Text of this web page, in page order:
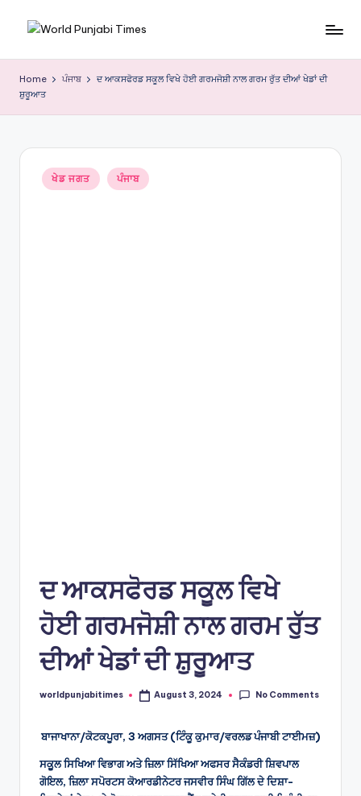
o
rl
Home ਪੰਜਾਬ
ਦ ਆਕਸਫੋਰਡ ਸਕੂਲ ਵਿਖੇ ਹੋਈ ਗਰਮਜੋਸ਼ੀ ਨਾਲ ਗਰਮ ਰੁੱਤ ਦੀਆਂ ਖੇਡਾਂ ਦੀ
ਸ਼ੁਰੂਆਤ
Posted
in
ਖੇਡ ਜਗਤ ਪੰਜਾਬ
ਦ ਆਕਸਫੋਰਡ ਸਕੂਲ ਵਿਖੇ
ਹੋਈ ਗਰਮਜੋਸ਼ੀ ਨਾਲ ਗਰਮ ਰੁੱਤ
ਦੀਆਂ ਖੇਡਾਂ ਦੀ ਸ਼ੁਰੂਆਤ
Posted
worldpunjabitimes August 3, 2024 No Comments
ਬਾਜਾਖਾਨਾ/ਕੋਟਕਪੂਰਾ, 3 ਅਗਸਤ (ਟਿੰਕੂ ਕੁਮਾਰ/ਵਰਲਡ ਪੰਜਾਬੀ ਟਾਈਮਜ਼)
ਸਕੂੁਲ ਸਿਖਿਆ ਵਿਭਾਗ ਅਤੇ ਜ਼ਿਲਾ ਸਿੱਖਿਆ ਅਫਸਰ ਸੈਕੰਡਰੀ ਸ਼ਿਵਪਾਲ
ਗੋਇਲ, ਜ਼ਿਲਾ ਸਪੋਰਟਸ ਕੋਆਰਡੀਨੇਟਰ ਜਸਵੀਰ ਸਿੰਘ ਗਿੱਲ ਦੇ ਦਿਸ਼ਾ-